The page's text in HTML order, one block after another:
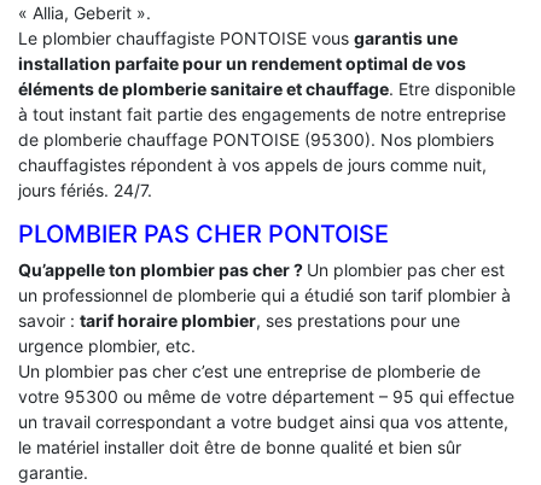
« Allia, Geberit ».
Le plombier chauffagiste PONTOISE vous garantis une
installation parfaite pour un rendement optimal de vos
éléments de plomberie sanitaire et chauffage. Etre disponible
à tout instant fait partie des engagements de notre entreprise
de plomberie chauffage PONTOISE (95300). Nos plombiers
chauffagistes répondent à vos appels de jours comme nuit,
jours fériés. 24/7.
PLOMBIER PAS CHER PONTOISE
Qu’appelle ton plombier pas cher ? Un plombier pas cher est
un professionnel de plomberie qui a étudié son tarif plombier à
savoir : tarif horaire plombier, ses prestations pour une
urgence plombier, etc.
Un plombier pas cher c’est une entreprise de plomberie de
votre 95300 ou même de votre département – 95 qui effectue
un travail correspondant a votre budget ainsi qua vos attente,
le matériel installer doit être de bonne qualité et bien sûr
garantie.